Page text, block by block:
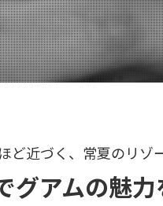
近づく、常夏のリゾ
グアムの魅